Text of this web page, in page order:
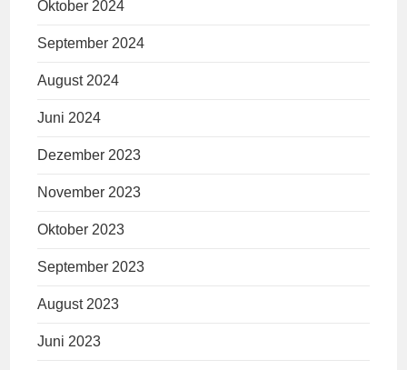
Oktober 2024
September 2024
August 2024
Juni 2024
Dezember 2023
November 2023
Oktober 2023
September 2023
August 2023
Juni 2023